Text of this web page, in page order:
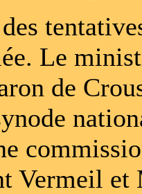
Le
de
Vermeil et